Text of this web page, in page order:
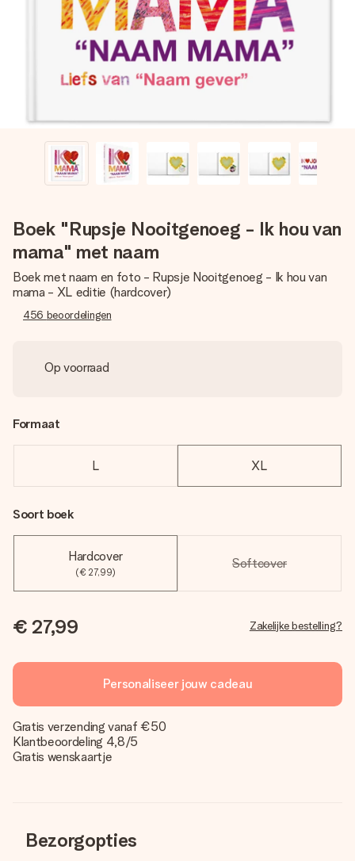
jullie foto of een boodschap die raakt. Zonder gedoe, maar
met alle aandacht voor het moment.
Boek "Rupsje Nooitgenoeg - Ik hou van
mama" met naam
Boek met naam en foto - Rupsje Nooitgenoeg - Ik hou van
mama - XL editie (hardcover)
456 beoordelingen
Op voorraad
Formaat
L XL
Soort boek
Hardcover
(€ 27,99)
Softcover
€ 27,99 Zakelijke bestelling?
Personaliseer jouw cadeau
Gratis verzending vanaf €50
Klantbeoordeling 4,8/5
Gratis wenskaartje
Bezorgopties